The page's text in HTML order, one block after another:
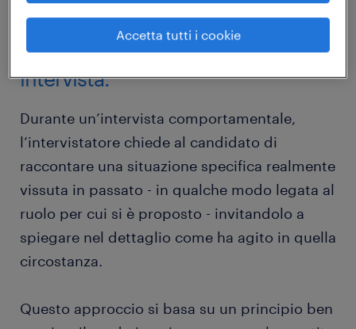
i diversi metodi e tecniche di
intervista.
Durante un’intervista comportamentale,
l’intervistatore chiede al candidato di
raccontare una situazione specifica realmente
vissuta in passato - in qualche modo legata al
ruolo per cui si è proposto - invitandolo a
spiegare nel dettaglio come ha agito in quella
circostanza.
Questo approccio si basa su un principio ben
Accetta tutti i cookie